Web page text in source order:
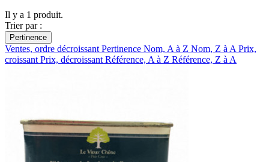
Il y a 1 produit.
Trier par :
Pertinence
Ventes, ordre décroissant Pertinence Nom, A à Z Nom, Z à A Prix,
croissant Prix, décroissant Référence, A à Z Référence, Z à A